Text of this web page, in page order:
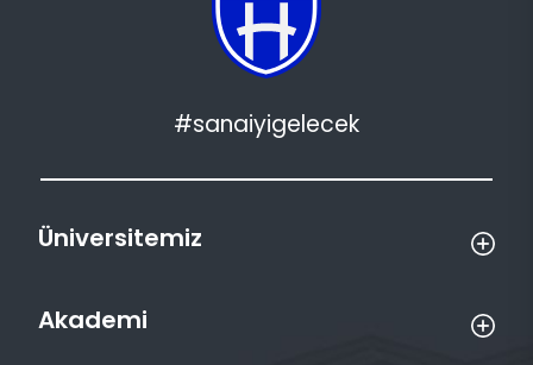
#sanaiyigelecek
Üniversitemiz
Akademi